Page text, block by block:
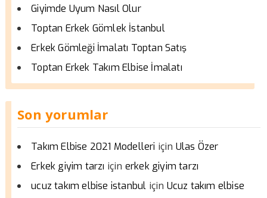
Giyimde Uyum Nasıl Olur
Toptan Erkek Gömlek İstanbul
Erkek Gömleği İmalatı Toptan Satış
Toptan Erkek Takım Elbise İmalatı
Son yorumlar
Takım Elbise 2021 Modelleri için Ulas Özer
Erkek giyim tarzı için erkek giyim tarzı
ucuz takım elbise istanbul için Ucuz takım elbise